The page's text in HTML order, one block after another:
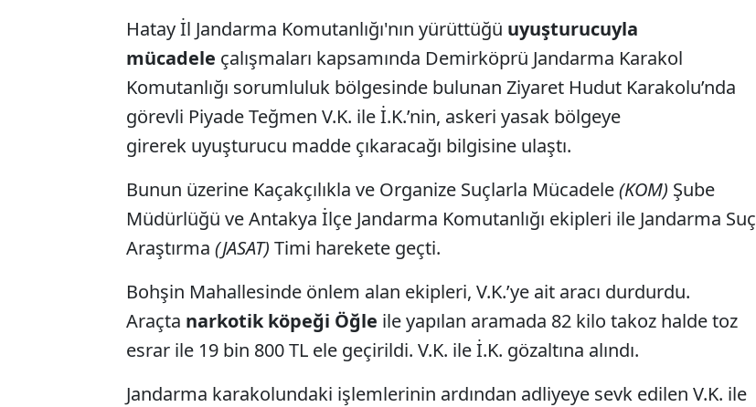
Hatay İl Jandarma Komutanlığı'nın yürüttüğü uyuşturucuyla
mücadele çalışmaları kapsamında Demirköprü Jandarma Karakol
Komutanlığı sorumluluk bölgesinde bulunan Ziyaret Hudut Karakolu’nda
görevli Piyade Teğmen V.K. ile İ.K.’nin, askeri yasak bölgeye
girerek uyuşturucu madde çıkaracağı bilgisine ulaştı.
Bunun üzerine Kaçakçılıkla ve Organize Suçlarla Mücadele(KOM) Şube
Müdürlüğü ve Antakya İlçe Jandarma Komutanlığı ekipleri ile Jandarma Suç
Araştırma (JASAT) Timi harekete geçti.
Bohşin Mahallesinde önlem alan ekipleri, V.K.’ye ait aracı durdurdu.
Araçta narkotik köpeği Öğle ile yapılan aramada 82 kilo takoz halde toz
esrar ile 19 bin 800 TL ele geçirildi. V.K. ile İ.K. gözaltına alındı.
Jandarma karakolundaki işlemlerinin ardından adliyeye sevk edilen V.K. ile